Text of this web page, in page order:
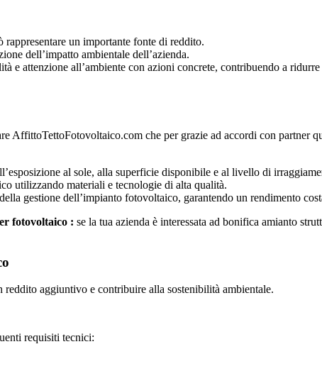
un importante fonte di reddito.
dell’impatto ambientale dell’azienda.
e attenzione all’ambiente con azioni concrete, contribuendo a
AffittoTettoFotovoltaico.com che per grazie ad accordi con partner
al sole, alla superficie disponibile e al livello di
utilizzando materiali e tecnologie di alta qualità.
gestione dell’impianto fotovoltaico, garantendo un rendimento
fotovoltaico : se la tua azienda è interessata ad bonifica amianto
aggiuntivo e contribuire alla sostenibilità ambientale.
requisiti tecnici: